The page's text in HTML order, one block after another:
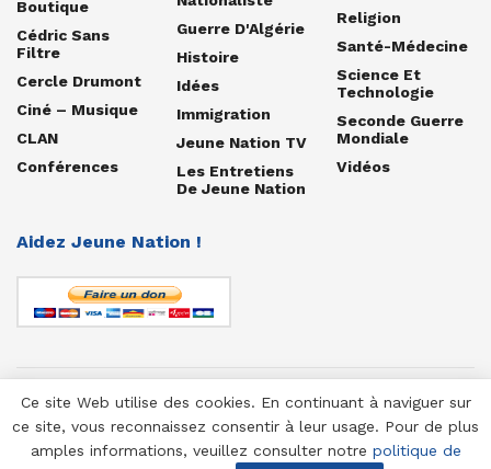
Boutique
Cédric Sans
Filtre
Cercle Drumont
Ciné – Musique
CLAN
Conférences
Guerre D'Algérie
Histoire
Idées
Immigration
Jeune Nation TV
Les Entretiens
De Jeune Nation
Religion
Santé-Médecine
Science Et
Technologie
Seconde Guerre
Mondiale
Vidéos
Aidez Jeune Nation !
© 1958-2025 Jeune Nation
Ce site Web utilise des cookies. En continuant à naviguer sur
ce site, vous reconnaissez consentir à leur usage. Pour de plus
amples informations, veuillez consulter notre politique de